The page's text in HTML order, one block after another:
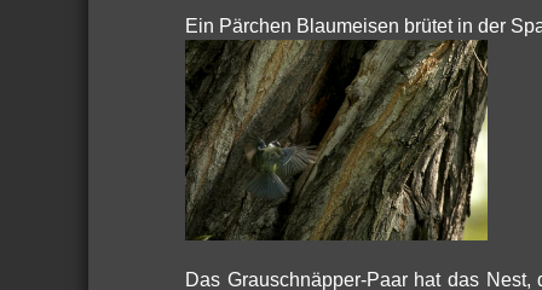
Ein Pärchen Blaumeisen brütet in der
Das Grauschnäpper-Paar hat das